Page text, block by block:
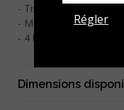
Tissé à la main
Mélange Laine 70% /
4 kg/m
Dimensions
Régler